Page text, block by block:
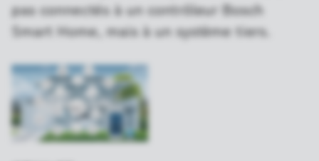
pas connectés à un contrôleur Bosch
Smart Home, mais à un système tiers.